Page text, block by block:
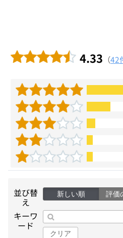
4.33 （42
並び替
え
新しい順 評価
キーワ
ード
クリア